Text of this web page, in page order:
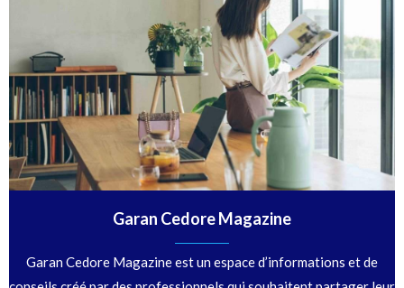
Garan Cedore Magazine
Garan Cedore Magazine est un espace d’informations et de